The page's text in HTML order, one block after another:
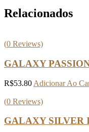
Relacionados
(0 Reviews)
GALAXY
R$53.80 Adicionar Ao
(0 Reviews)
GALAXY SILVER